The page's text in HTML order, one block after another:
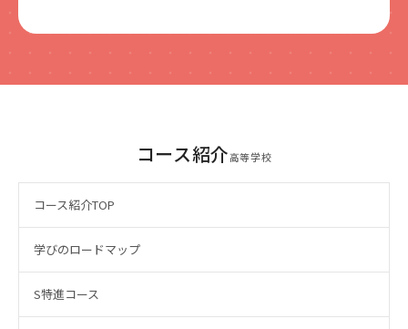
コース紹介高等学校
コース紹介TOP
学びのロードマップ
S特進コース